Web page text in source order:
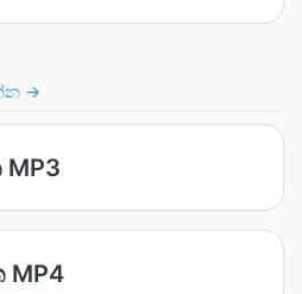
→
MP4